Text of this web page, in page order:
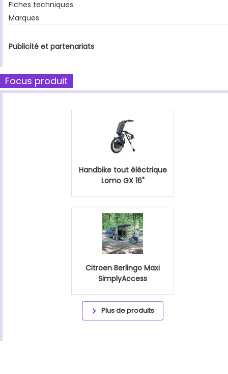
Fiches techniques
Marques
Publicité et partenariats
Focus produit
Handbike tout éléctrique
Lomo GX 16"
Citroen Berlingo Maxi
SimplyAccess
Plus de produits